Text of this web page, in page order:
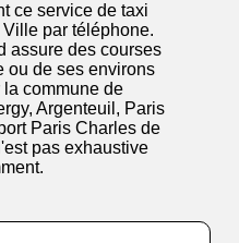
ce service de taxi
par téléphone.
assure des courses
ou de ses environs
commune de
Argenteuil, Paris
Paris Charles de
pas exhaustive